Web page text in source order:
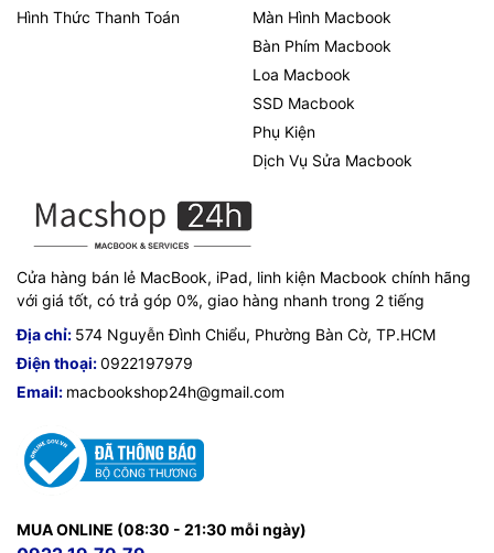
Hình Thức Thanh Toán
Màn Hình Macbook
Bàn Phím Macbook
Loa Macbook
SSD Macbook
Phụ Kiện
Dịch Vụ Sửa Macbook
Cửa hàng bán lẻ MacBook, iPad, linh kiện Macbook chính hãng
với giá tốt, có trả góp 0%, giao hàng nhanh trong 2 tiếng
Địa chỉ: 574 Nguyễn Đình Chiểu, Phường Bàn Cờ, TP.HCM
Điện thoại:0922197979
Email: macbookshop24h@gmail.com
MUA ONLINE (08:30 - 21:30 mỗi ngày)